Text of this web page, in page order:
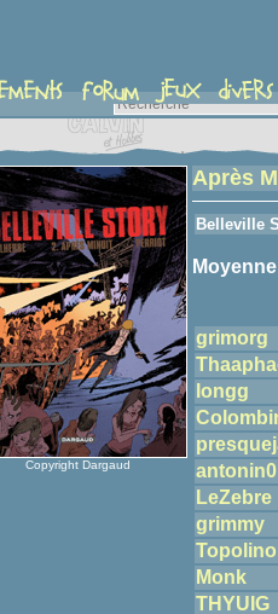
Copyright Dargaud
Après
Belleville
Moyenne
grimorg
longg
LeZebre
grimmy
Monk
THYUIG